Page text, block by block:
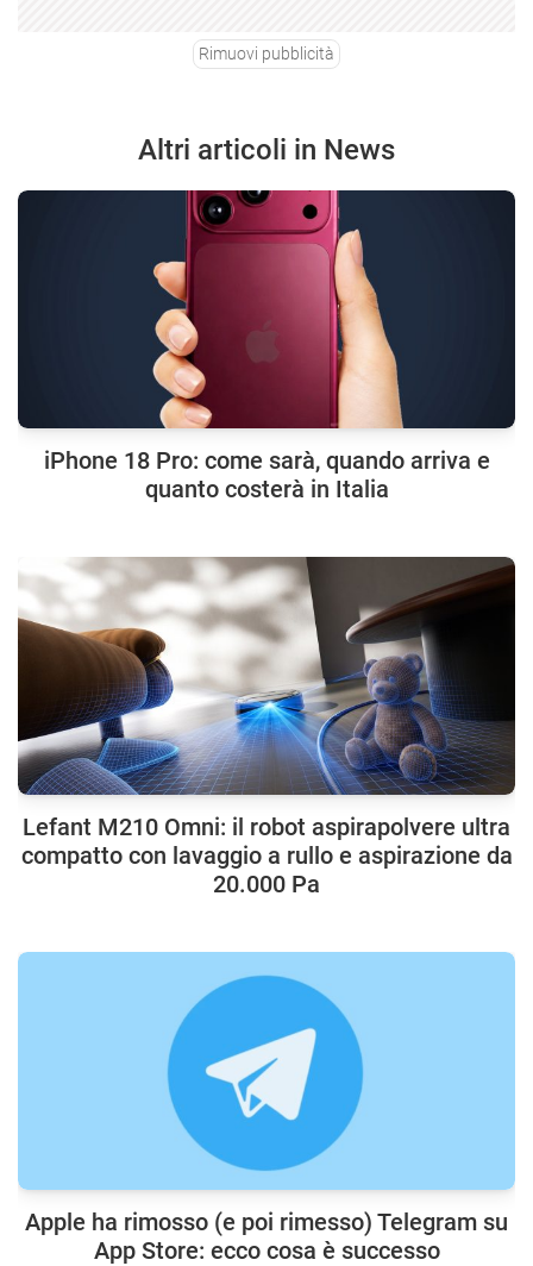
Rimuovi pubblicità
Altri articoli in News
iPhone 18 Pro: come sarà, quando arriva e
quanto costerà in Italia
Lefant M210 Omni: il robot aspirapolvere ultra
compatto con lavaggio a rullo e aspirazione da
20.000 Pa
Apple ha rimosso (e poi rimesso) Telegram su
App Store: ecco cosa è successo